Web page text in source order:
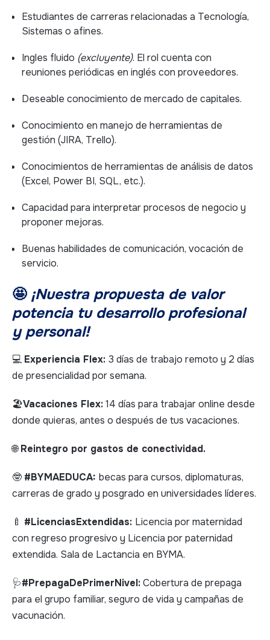
Estudiantes de carreras relacionadas a Tecnología,
Sistemas o afines.
Ingles fluido (excluyente). El rol cuenta con
reuniones periódicas en inglés con proveedores.
Deseable conocimiento de mercado de capitales.
Conocimiento en manejo de herramientas de
gestión (JIRA, Trello).
Conocimientos de herramientas de análisis de datos
(Excel, Power BI, SQL, etc.).
Capacidad para interpretar procesos de negocio y
proponer mejoras.
Buenas habilidades de comunicación, vocación de
servicio.
🤩 ¡Nuestra propuesta de valor
potencia tu desarrollo profesional
y personal!
💻 Experiencia Flex: 3 días de trabajo remoto y 2 días
de presencialidad por semana.
🏖️Vacaciones Flex:14 días para trabajar online desde
donde quieras, antes o después de tus vacaciones.
🌐Reintegro por gastos de conectividad.
🤓 #BYMAEDUCA: becas para cursos, diplomaturas,
carreras de grado y posgrado en universidades líderes.
🍼 #LicenciasExtendidas: Licencia por maternidad
con regreso progresivo y Licencia por paternidad
extendida. Sala de Lactancia en BYMA.
🩺#PrepagaDePrimerNivel:Cobertura de prepaga
para el grupo familiar, seguro de vida y campañas de
vacunación.